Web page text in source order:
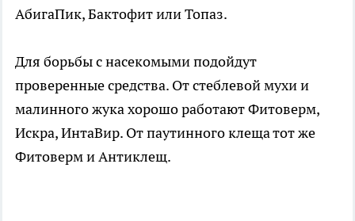
АбигаПик, Бактофит или Топаз.
Для борьбы с насекомыми подойдут
проверенные средства. От стеблевой мухи и
малинного жука хорошо работают Фитоверм,
Искра, ИнтаВир. От паутинного клеща тот же
Фитоверм и Антиклещ.